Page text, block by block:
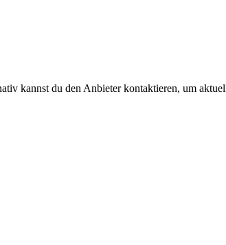
kannst du den Anbieter kontaktieren, um